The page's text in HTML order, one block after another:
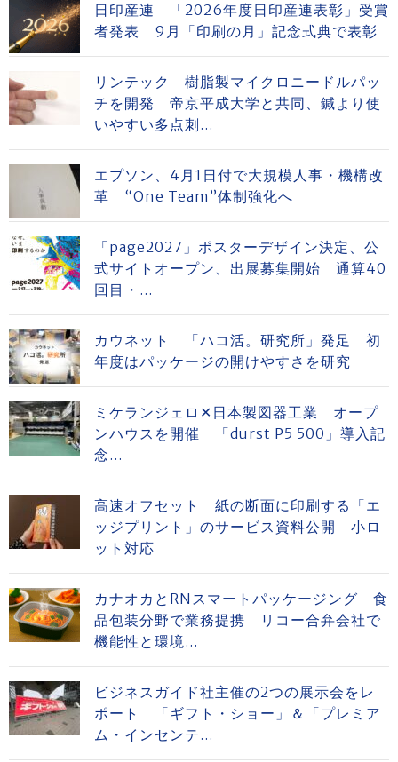
日印産連 「2026年度日印産連表彰」受賞
者発表 9月「印刷の月」記念式典で表彰
リンテック 樹脂製マイクロニードルパッ
チを開発 帝京平成大学と共同、鍼より使
いやすい多点刺...
エプソン、4月1日付で大規模人事・機構改
革 “One Team”体制強化へ
「page2027」ポスターデザイン決定、公
式サイトオープン、出展募集開始 通算40
回目・...
カウネット 「ハコ活。研究所」発足 初
年度はパッケージの開けやすさを研究
ミケランジェロ✕日本製図器工業 オープ
ンハウスを開催 「durst P5 500」導入記
念...
高速オフセット 紙の断面に印刷する「エ
ッジプリント」のサービス資料公開 小ロ
ット対応
カナオカとRNスマートパッケージング 食
品包装分野で業務提携 リコー合弁会社で
機能性と環境...
ビジネスガイド社主催の2つの展示会をレ
ポート 「ギフト・ショー」＆「プレミア
ム・インセンテ...